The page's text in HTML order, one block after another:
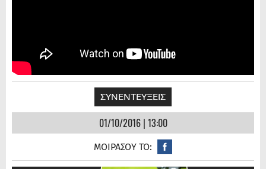
ΣΥΝΕΝΤΕΥΞΕΙΣ
01/10/2016 | 13:00
ΜΟΙΡΑΣΟΥ ΤΟ: